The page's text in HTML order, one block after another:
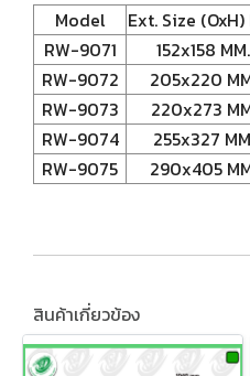
Model
Ext. Size (OxH)
RW-9071
152x158 MM.
RW-9072
205x220
RW-9073
220x273
RW-9074
255x327
RW-9075
290x405
สินค้าเกี่ยวข้อง